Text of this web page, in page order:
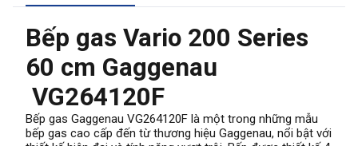
Bếp gas Vario 200 Series
60 cm Gaggenau​
VG264120F
Bếp gas Gaggenau VG264120F là một trong những mẫu
bếp gas cao cấp đến từ thương hiệu Gaggenau, nổi bật với